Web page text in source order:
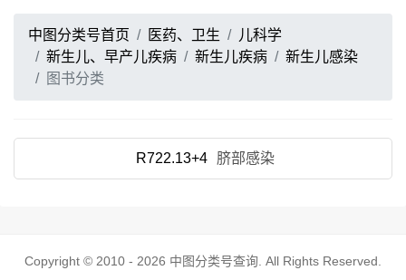
中图分类号首页 医药、卫生
儿科学
新生儿、早产儿疾病
新生儿疾病
新生儿感染
图书分类
R722.13+4 脐部感染
Copyright © 2010 - 2026 中图分类号查询 . All Rights Reserved.